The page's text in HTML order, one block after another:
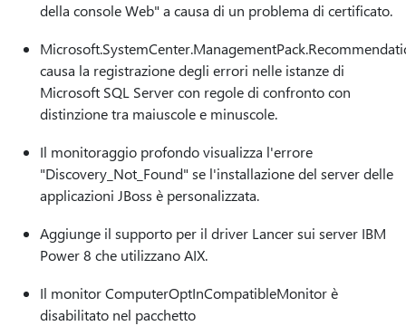
della console Web" a causa di un problema di certificato.
causa la registrazione degli errori nelle istanze di
Microsoft SQL Server con regole di confronto con
distinzione tra maiuscole e minuscole.
Il monitoraggio profondo visualizza l'errore
"Discovery_Not_Found" se l'installazione del server delle
applicazioni JBoss è personalizzata.
Aggiunge il supporto per il driver Lancer sui server IBM
Power 8 che utilizzano AIX.
Il monitor ComputerOptInCompatibleMonitor è
disabilitato nel pacchetto